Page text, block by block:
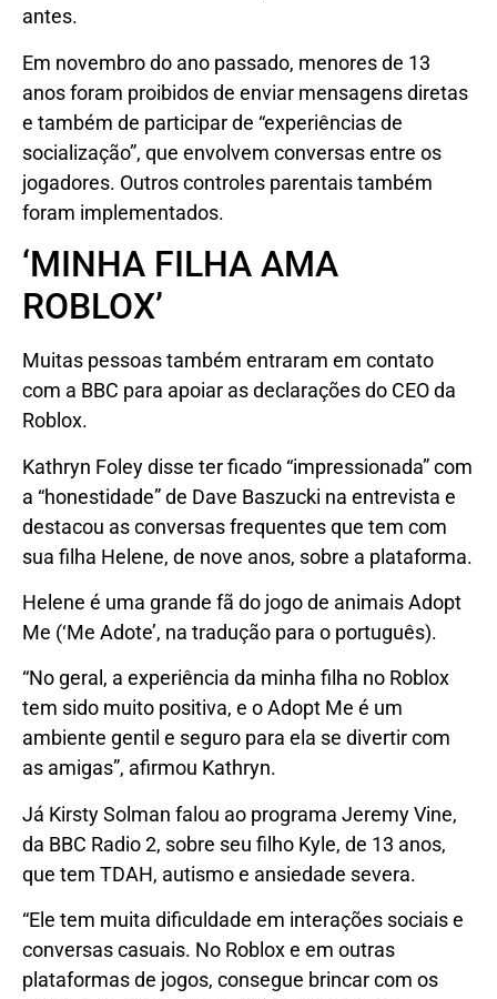
antes.
Em novembro do ano passado, menores de 13
anos foram proibidos de enviar mensagens diretas
e também de participar de “experiências de
socialização”, que envolvem conversas entre os
jogadores. Outros controles parentais também
foram implementados.
‘MINHA FILHA AMA
ROBLOX’
Muitas pessoas também entraram em contato
com a BBC para apoiar as declarações do CEO da
Roblox.
Kathryn Foley disse ter ficado “impressionada” com
a “honestidade” de Dave Baszucki na entrevista e
destacou as conversas frequentes que tem com
sua filha Helene, de nove anos, sobre a plataforma.
Helene é uma grande fã do jogo de animais Adopt
Me (‘Me Adote’, na tradução para o português).
“No geral, a experiência da minha filha no Roblox
tem sido muito positiva, e o Adopt Me é um
ambiente gentil e seguro para ela se divertir com
as amigas”, afirmou Kathryn.
Já Kirsty Solman falou ao programa Jeremy Vine,
da BBC Radio 2, sobre seu filho Kyle, de 13 anos,
que tem TDAH, autismo e ansiedade severa.
“Ele tem muita dificuldade em interações sociais e
conversas casuais. No Roblox e em outras
plataformas de jogos, consegue brincar com os